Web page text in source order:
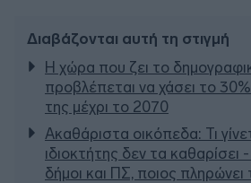
Διαβάζονται αυτή τη στιγμή
Η χώρα που ζει το
προβλέπεται να χάσει το
της μέχρι το 2070
Ακαθάριστα οικόπεδα: Τι
ιδιοκτήτης δεν τα καθαρίσει
δήμοι και ΠΣ, ποιος